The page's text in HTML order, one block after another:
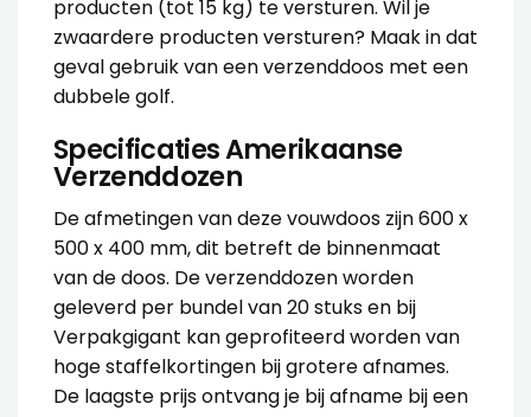
producten (tot 15 kg) te versturen. Wil je
zwaardere producten versturen? Maak in dat
geval gebruik van eenverzenddoos met een
dubbele golf.
Specificaties Amerikaanse
Verzenddozen
De afmetingen van dezevouwdoos zijn 600 x
500 x 400 mm, dit betreft de binnenmaat
van de doos. Deverzenddozenworden
geleverd per bundel van 20 stuks en bij
Verpakgigant kan geprofiteerd worden van
hoge staffelkortingen bij grotere afnames.
De laagste prijs ontvang je bij afname bij een